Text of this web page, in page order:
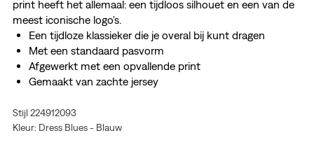
print heeft het allemaal: een tijdloos silhouet en een van de
meest iconische logo's.
Een tijdloze klassieker die je overal bij kunt dragen
Met een standaard pasvorm
Afgewerkt met een opvallende print
Gemaakt van zachte jersey
Stijl 224912093
Kleur: Dress Blues - Blauw